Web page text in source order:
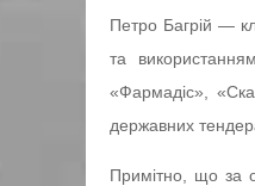
Петро Багрій —
та
«Фармадіс»,
державних
Примітно, що за